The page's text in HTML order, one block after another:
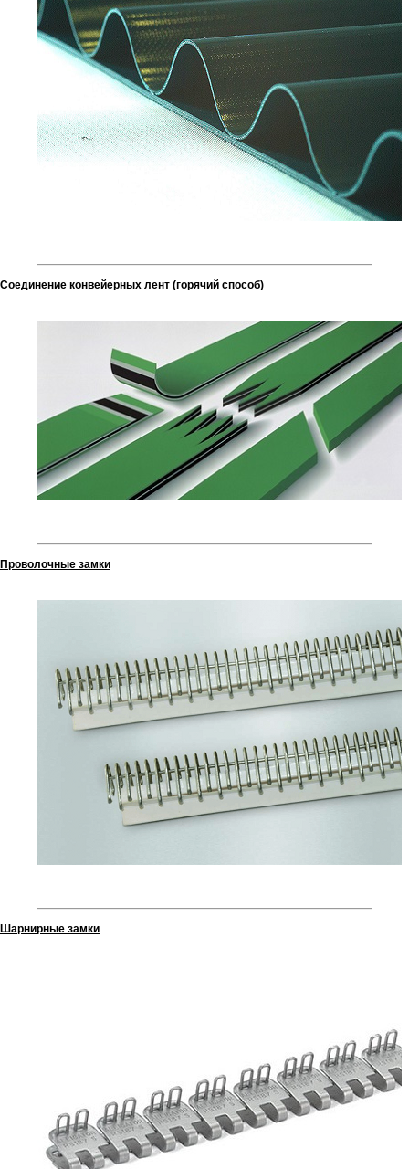
Соединение конвейерных лент (горячий способ)
Проволочные замки
Шарнирные замки